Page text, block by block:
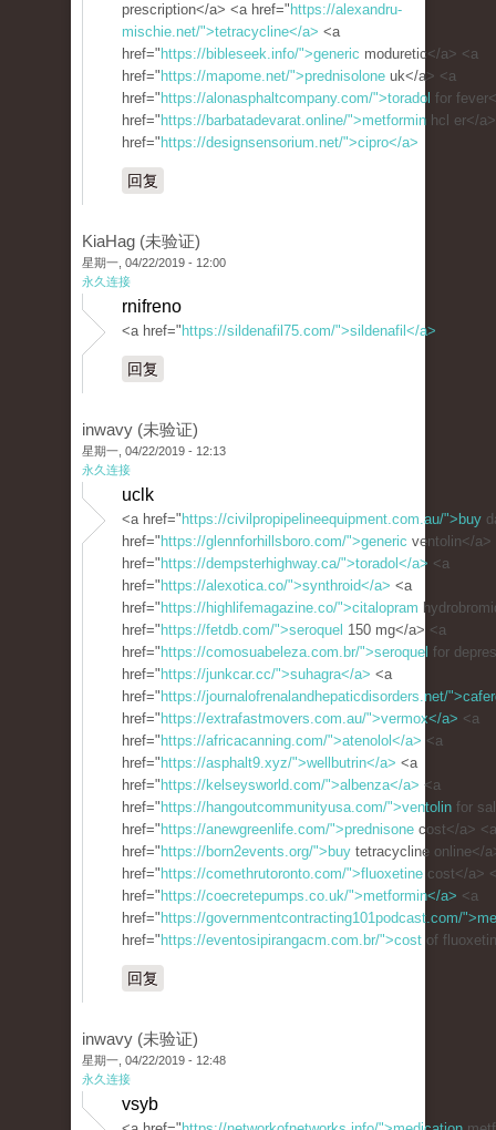
prescription</a> <a href=" https://alexandru-
mischie.net/">tetracycline</a> <a
href=" https://bibleseek.info/">generic moduretic</a> <a
href=" https://mapome.net/">prednisolone uk</a> <a
href=" https://alonasphaltcompany.com/">toradol for
href=" https://barbatadevarat.online/">metformin hcl er</
href=" https://designsensorium.net/">cipro</a>
回复
KiaHag (未验证)
星期一, 04/22/2019 - 12:00
永久连接
rnifreno
<a href=" https://sildenafil75.com/">sildenafil</a>
回复
inwavy (未验证)
星期一, 04/22/2019 - 12:13
永久连接
uclk
<a href=" https://civilpropipelineequipment.com.au/">buy
href=" https://glennforhillsboro.com/">generic ventolin</a>
href=" https://dempsterhighway.ca/">toradol</a> <a
href=" https://alexotica.co/">synthroid</a> <a
href=" https://highlifemagazine.co/">citalopram
href=" https://fetdb.com/">seroquel 150 mg</a> <a
href=" https://comosuabeleza.com.br/">seroquel for
href=" https://junkcar.cc/">suhagra</a> <a
href=" https://journalofrenalandhepaticdisorders.net/
href=" https://extrafastmovers.com.au/">vermox</a> <a
href=" https://africacanning.com/">atenolol</a> <a
href=" https://asphalt9.xyz/">wellbutrin</a> <a
href=" https://kelseysworld.com/">albenza</a> <a
href=" https://hangoutcommunityusa.com/">ventolin for
href=" https://anewgreenlife.com/">prednisone cost</a> <a
href=" https://born2events.org/">buy tetracycline online</
href=" https://comethrutoronto.com/">fluoxetine cost</a>
href=" https://coecretepumps.co.uk/">metformin</a> <a
href=" https://governmentcontracting101podcast.com/
href=" https://eventosipirangacm.com.br/">cost of
回复
inwavy (未验证)
星期一, 04/22/2019 - 12:48
永久连接
vsyb